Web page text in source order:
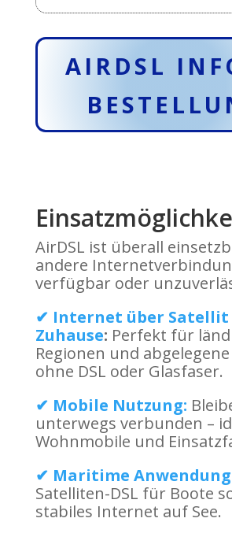
AIRDSL
AirDSL ist überall
andere
verfügbar oder
✔ Internet über
Zuhause: Perfekt für
Regionen und
ohne DSL oder Glasfaser.
✔ Mobile Nutzung:
unterwegs verbunden –
Wohnmobile und
✔ Maritime
Satelliten-DSL für Boote
stabiles Internet auf See.